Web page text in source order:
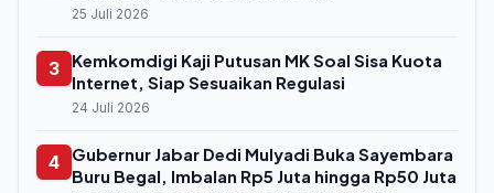
25 Juli 2026
3
Kemkomdigi Kaji Putusan MK Soal Sisa Kuota
Internet, Siap Sesuaikan Regulasi
24 Juli 2026
4
Gubernur Jabar Dedi Mulyadi Buka Sayembara
Buru Begal, Imbalan Rp5 Juta hingga Rp50 Juta